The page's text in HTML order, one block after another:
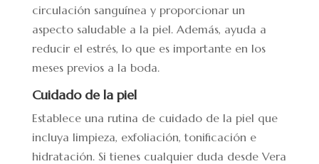
circulación sanguínea y proporcionar un
aspecto saludable a la piel. Además, ayuda a
reducir el estrés, lo que es importante en los
meses previos a la boda.
Cuidado de la piel
Establece una rutina de cuidado de la piel que
incluya limpieza, exfoliación, tonificación e
hidratación. Si tienes cualquier duda desde Vera